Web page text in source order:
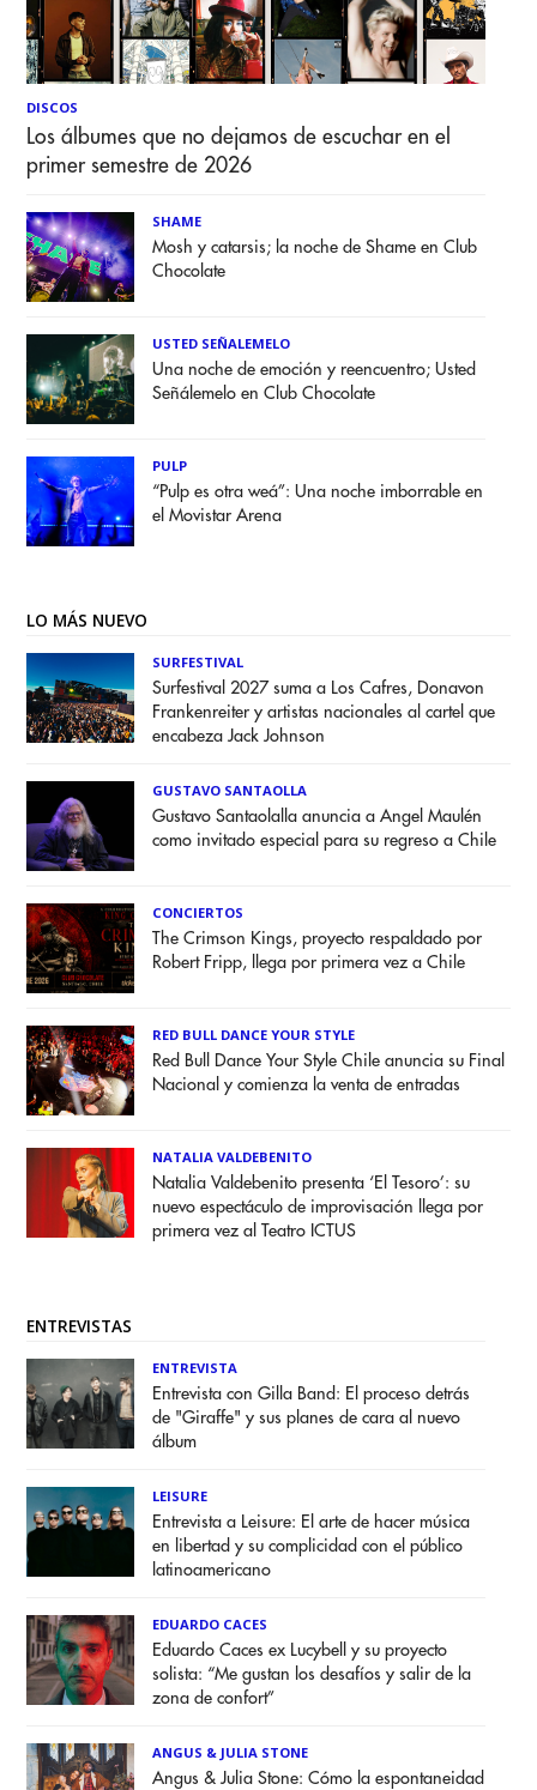
DISCOS
Los álbumes que no dejamos de escuchar en el
primer semestre de 2026
SHAME
Mosh y catarsis; la noche de Shame en Club
Chocolate
USTED SEÑALEMELO
Una noche de emoción y reencuentro; Usted
Señálemelo en Club Chocolate
PULP
“Pulp es otra weá”: Una noche imborrable en
el Movistar Arena
LO MÁS NUEVO
SURFESTIVAL
Surfestival 2027 suma a Los Cafres, Donavon
Frankenreiter y artistas nacionales al cartel que
encabeza Jack Johnson
GUSTAVO SANTAOLLA
Gustavo Santaolalla anuncia a Angel Maulén
como invitado especial para su regreso a Chile
CONCIERTOS
The Crimson Kings, proyecto respaldado por
Robert Fripp, llega por primera vez a Chile
RED BULL DANCE YOUR STYLE
Red Bull Dance Your Style Chile anuncia su Final
Nacional y comienza la venta de entradas
NATALIA VALDEBENITO
Natalia Valdebenito presenta ‘El Tesoro’: su
nuevo espectáculo de improvisación llega por
primera vez al Teatro ICTUS
ENTREVISTAS
ENTREVISTA
Entrevista con Gilla Band: El proceso detrás
de "Giraffe" y sus planes de cara al nuevo
álbum
LEISURE
Entrevista a Leisure: El arte de hacer música
en libertad y su complicidad con el público
latinoamericano
EDUARDO CACES
Eduardo Caces ex Lucybell y su proyecto
solista: “Me gustan los desafíos y salir de la
zona de confort”
ANGUS & JULIA STONE
Angus & Julia Stone: Cómo la espontaneidad